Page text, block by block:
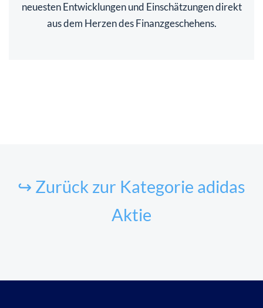
neuesten Entwicklungen und Einschätzungen direkt
aus dem Herzen des Finanzgeschehens.
↪ Zurück zur Kategorie adidas
Aktie